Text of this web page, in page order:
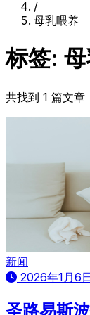
/
母乳喂养
标签:
共找到 1 篇文章
新闻
2026年1月6
圣路易斯